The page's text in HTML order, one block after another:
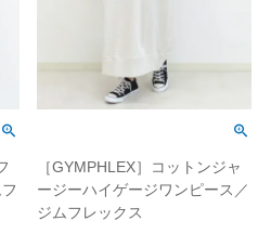
［GYMPHLEX］コットンジャ
ージーハイゲージワンピース／
ジムフレックス